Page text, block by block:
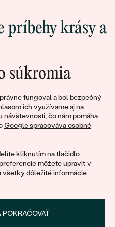
súkromia
fungoval a bol bezpečný
ich využívame aj na
návštevnosti, čo nám pomáha
Google spracováva osobné
kliknutím na tlačidlo
môžete upraviť v
všetky dôležité informácie
POKRAČOVAŤ
príbehy krásy a